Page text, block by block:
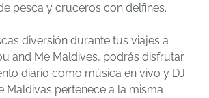
pesca y cruceros con delfines.
diversión durante tus viajes a
and Me Maldives, podrás disfrutar
diario como música en vivo y DJ
Maldivas pertenece a la misma